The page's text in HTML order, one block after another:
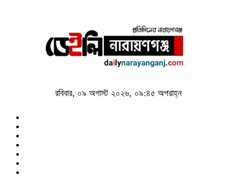
রবিবার, ০৯ অগাস্ট ২০২৬, ০৯:৪৫ অপরাহ্ন